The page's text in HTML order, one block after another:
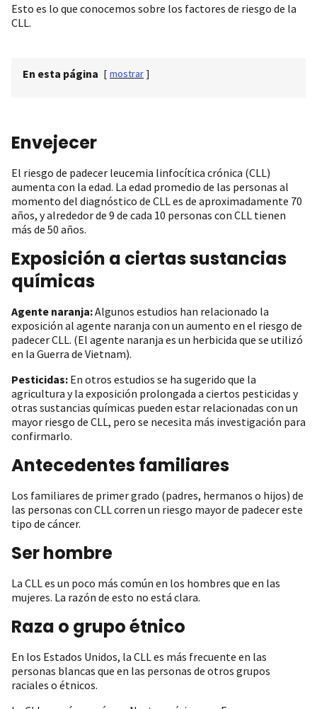
Esto es lo que conocemos sobre los factores de riesgo de la
CLL.
En esta página [ mostrar ]
Envejecer
El riesgo de padecer leucemia linfocítica crónica (CLL)
aumenta con la edad. La edad promedio de las personas al
momento del diagnóstico de CLL es de aproximadamente 70
años, y alrededor de 9 de cada 10 personas con CLL tienen
más de 50 años.
Exposición a ciertas sustancias
químicas
Agente naranja:Algunos estudios han relacionado la
exposición al agente naranja con un aumento en el riesgo de
padecer CLL. (El agente naranja es un herbicida que se utilizó
en la Guerra de Vietnam).
Pesticidas: En otros estudios se ha sugerido que la
agricultura y la exposición prolongada a ciertos pesticidas y
otras sustancias químicas pueden estar relacionadas con un
mayor riesgo de CLL, pero se necesita más investigación para
confirmarlo.
Antecedentes familiares
Los familiares de primer grado (padres, hermanos o hijos) de
las personas con CLL corren un riesgo mayor de padecer este
tipo de cáncer.
Ser hombre
La CLL es un poco más común en los hombres que en las
mujeres. La razón de esto no está clara.
Raza o grupo étnico
En los Estados Unidos, la CLL es más frecuente en las
personas blancas que en las personas de otros grupos
raciales o étnicos.